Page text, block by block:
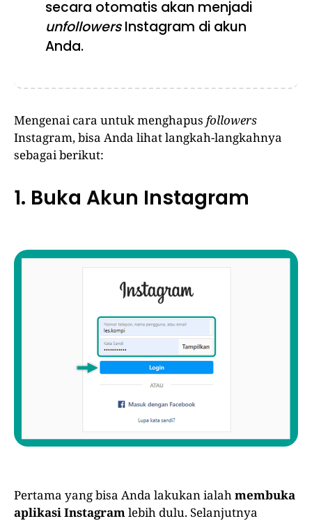
secara otomatis akan menjadi
unfollowersInstagram di akun
Anda.
Mengenai cara untuk menghapus followers
Instagram, bisa Anda lihat langkah-langkahnya
sebagai berikut:
1. Buka Akun Instagram
Pertama yang bisa Anda lakukan ialahmembuka
aplikasi Instagramlebih dulu. Selanjutnya